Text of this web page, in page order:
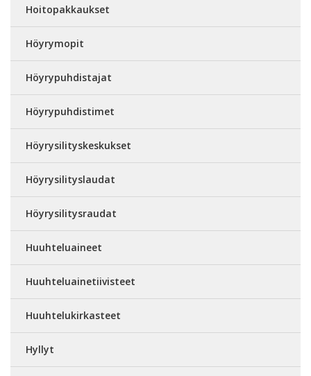
Hoitopakkaukset
Höyrymopit
Höyrypuhdistajat
Höyrypuhdistimet
Höyrysilityskeskukset
Höyrysilityslaudat
Höyrysilitysraudat
Huuhteluaineet
Huuhteluainetiivisteet
Huuhtelukirkasteet
Hyllyt